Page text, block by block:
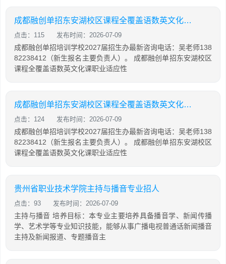
成都融创单招东安湖校区课程全覆盖语数英文化课职业适应性测试全真面试模拟三大板块
点击：115 发布时间：2026-07-09
成都融创单招培训学校2027届招生办最新咨询电话：吴老师138
82238412（新生报名主要负责人）。 成都融创单招东安湖校区
课程全覆盖语数英文化课职业适应性
成都融创单招东安湖校区课程全覆盖语数英文化课职业适应性测试单招面试三大必考内容
点击：124 发布时间：2026-07-09
成都融创单招培训学校2027届招生办最新咨询电话：吴老师138
82238412（新生报名主要负责人）。 成都融创单招东安湖校区
课程全覆盖语数英文化课职业适应性
贵州省职业技术学院主持与播音专业招人
点击：93 发布时间：2026-07-09
主持与播音 培养目标：本专业主要培养具备播音学、新闻传播
学、艺术学等专业知识技能，能够从事广播电视普通话新闻播音
主持及新闻报道、专题播音主